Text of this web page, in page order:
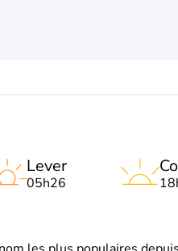
Lever
05h26